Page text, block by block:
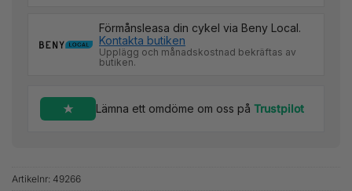
Förmånsleasa din cykel via Beny Local.
Kontakta butiken
Upplägg och månadskostnad bekräftas av
butiken.
Lämna ett omdöme om oss på Trustpilot
Artikelnr: 49266